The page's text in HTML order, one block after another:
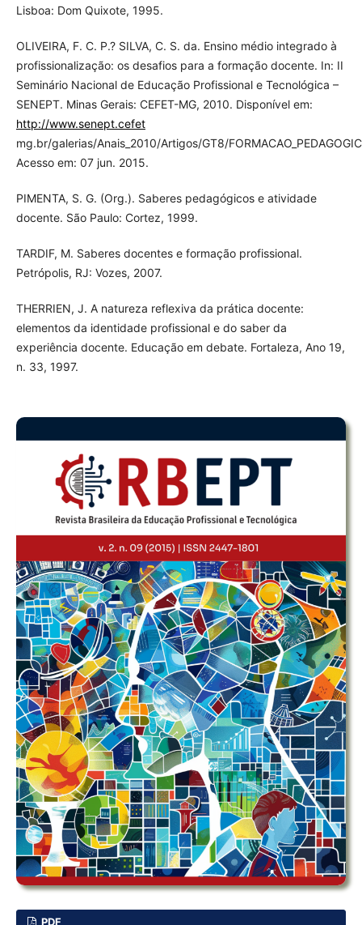
Lisboa: Dom Quixote, 1995.
OLIVEIRA, F. C. P.? SILVA, C. S. da. Ensino médio integrado à
profissionalização: os desafios para a formação docente. In: II
Seminário Nacional de Educação Profissional e Tecnológica –
SENEPT. Minas Gerais: CEFET-MG, 2010. Disponível em:
http://www.senept.cefet
mg.br/galerias/Anais_2010/Artigos/GT8/
Acesso em: 07 jun. 2015.
PIMENTA, S. G. (Org.). Saberes pedagógicos e atividade
docente. São Paulo: Cortez, 1999.
TARDIF, M. Saberes docentes e formação profissional.
Petrópolis, RJ: Vozes, 2007.
THERRIEN, J. A natureza reflexiva da prática docente:
elementos da identidade profissional e do saber da
experiência docente. Educação em debate. Fortaleza, Ano 19,
n. 33, 1997.
PDF